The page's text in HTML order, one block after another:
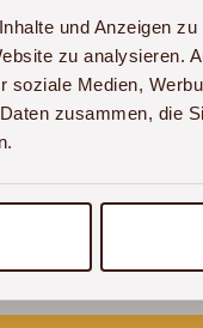
und Anzeigen
zu analysieren.
soziale Medien,
zusammen, die
für die
ja zu